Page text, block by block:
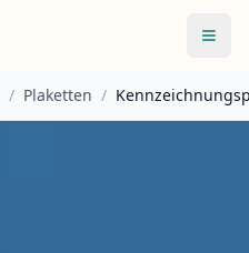
/ Plaketten /